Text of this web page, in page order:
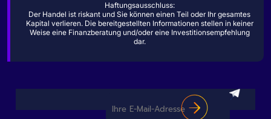
Haftungsausschluss:
Der Handel ist riskant und Sie können einen Teil oder Ihr gesamtes
Kapital verlieren. Die bereitgestellten Informationen stellen in keiner
Weise eine Finanzberatung und/oder eine Investitionsempfehlung
dar.